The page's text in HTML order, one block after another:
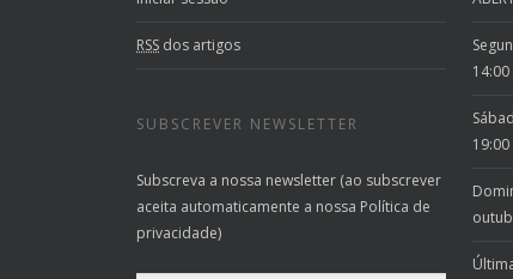
RSS dos artigos
SUBSCREVER NEWSLETTER
Subscreva a nossa newsletter (ao subscrever
aceita automaticamente a nossa Política de
privacidade)
14:00